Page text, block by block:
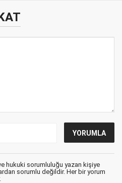
hukuki sorumluluğu yazan kişiye
sorumlu değildir. Her bir yorum